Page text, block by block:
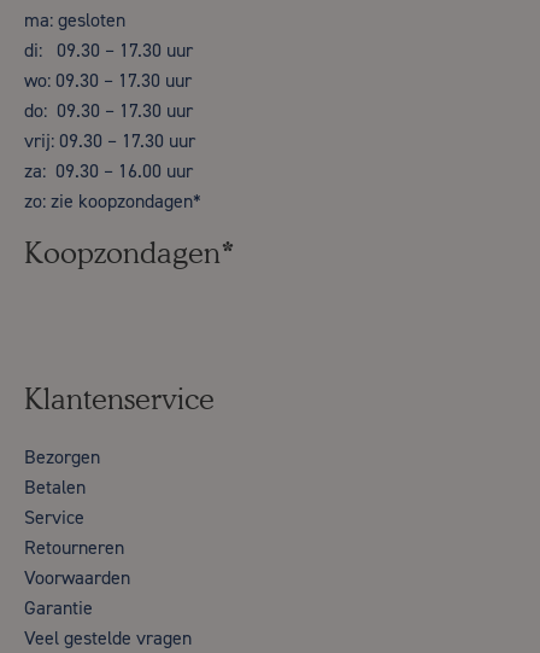
ma: gesloten
di: 09.30 – 17.30 uur
wo: 09.30 – 17.30 uur
do: 09.30 – 17.30 uur
vrij: 09.30 – 17.30 uur
za: 09.30 – 16.00 uur
zo: zie koopzondagen*
Koopzondagen*
Klantenservice
Bezorgen
Betalen
Service
Retourneren
Voorwaarden
Garantie
Veel gestelde vragen